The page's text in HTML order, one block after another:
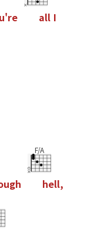
u're all I
ugh
F/A
hell,